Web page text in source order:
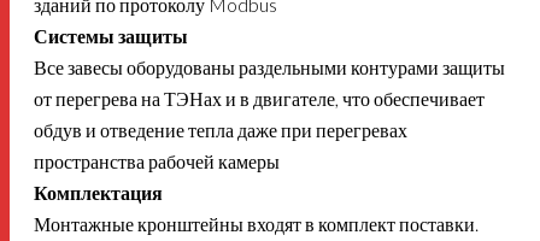
Системы защиты
Все завесы оборудованы раздельными контурами защиты
от перегрева на ТЭНах и в двигателе, что обеспечивает
обдув и отведение тепла даже при перегревах
пространства рабочей камеры
Комплектация
Монтажные кронштейны входят в комплект поставки.